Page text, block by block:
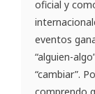
oficial y
eventos
“alguien-
“cambiar”.